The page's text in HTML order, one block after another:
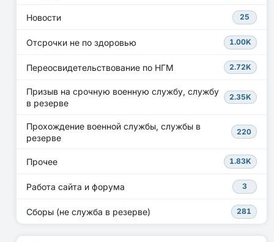
Новости 25
Отсрочки не по здоровью 1.00K
Переосвидетельствование по НГМ 2.72K
Призыв на срочную военную службу, службу
в резерве
2.35K
Прохождение военной службы, службы в
резерве
220
Прочее 1.83K
Работа сайта и форума 3
Сборы (не служба в резерве) 281